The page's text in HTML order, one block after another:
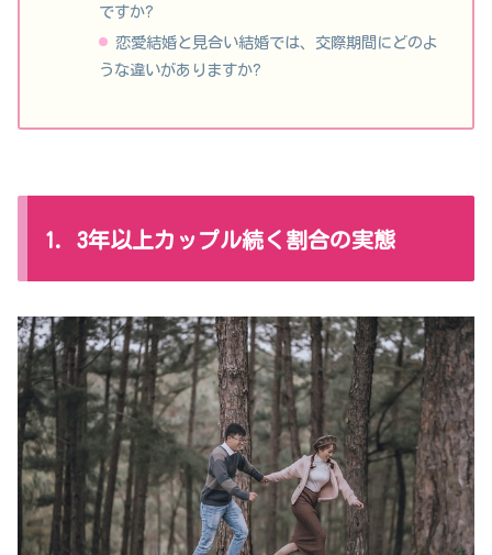
ですか?
恋愛結婚と見合い結婚では、交際期間にどのよ
うな違いがありますか?
1. 3年以上カップル続く割合の実態